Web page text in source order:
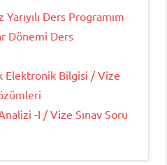
Ders Programım
Dönemi Ders
Elektronik Bilgisi / Vize
-I / Vize Sınav Soru